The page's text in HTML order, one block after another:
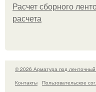
Расчет сборного
расчета
© 2026 Арматура под
Контакты
Пользовательское